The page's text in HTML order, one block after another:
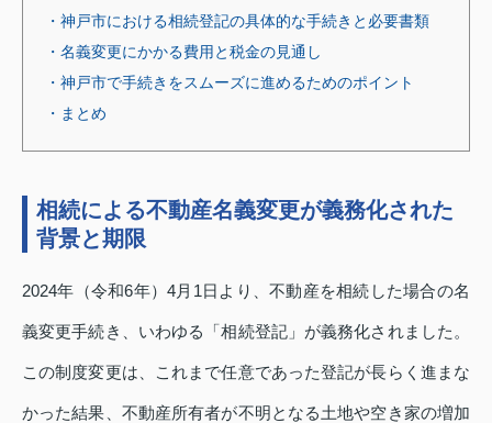
・神戸市における相続登記の具体的な手続きと必要書類
・名義変更にかかる費用と税金の見通し
・神戸市で手続きをスムーズに進めるためのポイント
・まとめ
相続による不動産名義変更が義務化された
背景と期限
2024年（令和6年）4月1日より、不動産を相続した場合の名
義変更手続き、いわゆる「相続登記」が義務化されました。
この制度変更は、これまで任意であった登記が長らく進まな
かった結果、不動産所有者が不明となる土地や空き家の増加